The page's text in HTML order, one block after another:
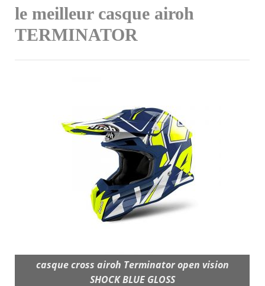
le meilleur casque airoh
TERMINATOR
casque cross airoh Terminator open vision
SHOCK BLUE GLOSS